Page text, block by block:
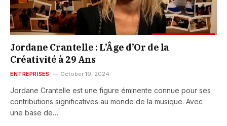
Jordane Crantelle : L’Âge d’Or de la
Créativité à 29 Ans
ENTREPRISES October 19, 2024
Jordane Crantelle est une figure éminente connue pour ses
contributions significatives au monde de la musique. Avec
une base de…